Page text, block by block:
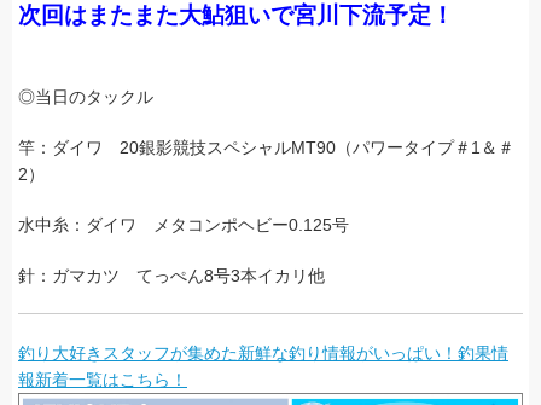
次回はまたまた大鮎狙いで宮川下流予定！
◎当日のタックル
竿：ダイワ 20銀影競技スペシャルMT90（パワータイプ＃1＆＃
2）
水中糸：ダイワ メタコンポヘビー0.125号
針：ガマカツ てっぺん8号3本イカリ他
釣り大好きスタッフが集めた新鮮な釣り情報がいっぱい！釣果情
報新着一覧はこちら！